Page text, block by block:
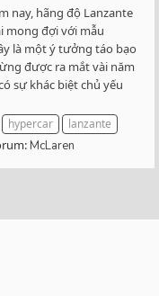
nay, hãng độ Lanzante
mong đợi với mẫu
là một ý tưởng táo bạo
được ra mắt vài năm
sự khác biệt chủ yếu
hypercar
lanzante
McLaren